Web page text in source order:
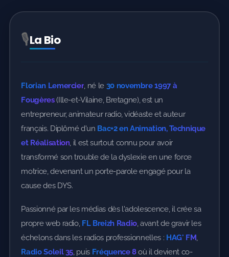
🎙️La Bio
Florian Lemercier , né le 30 novembre 1997 à
Fougères(Ille-et-Vilaine, Bretagne), est un
entrepreneur, animateur radio, vidéaste et auteur
français. Diplômé d'un Bac+2 en Animation, Technique
et Réalisation , il est surtout connu pour avoir
transformé son trouble de la dyslexie en une force
motrice, devenant un porte-parole engagé pour la
cause des DYS.
Passionné par les médias dès l'adolescence, il crée sa
propre web radio, FL Breizh Radio, avant de gravir les
échelons dans les radios professionnelles : HAG' FM
Radio Soleil 35 , puis Fréquence 8où il devient co-
UN PETIT DYS EN +
Les Vies Extraordinaires